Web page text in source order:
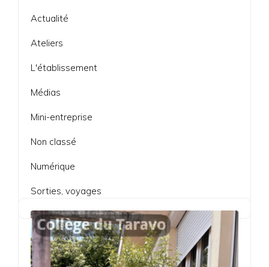
Actualité
Ateliers
L'établissement
Médias
Mini-entreprise
Non classé
Numérique
Sorties, voyages